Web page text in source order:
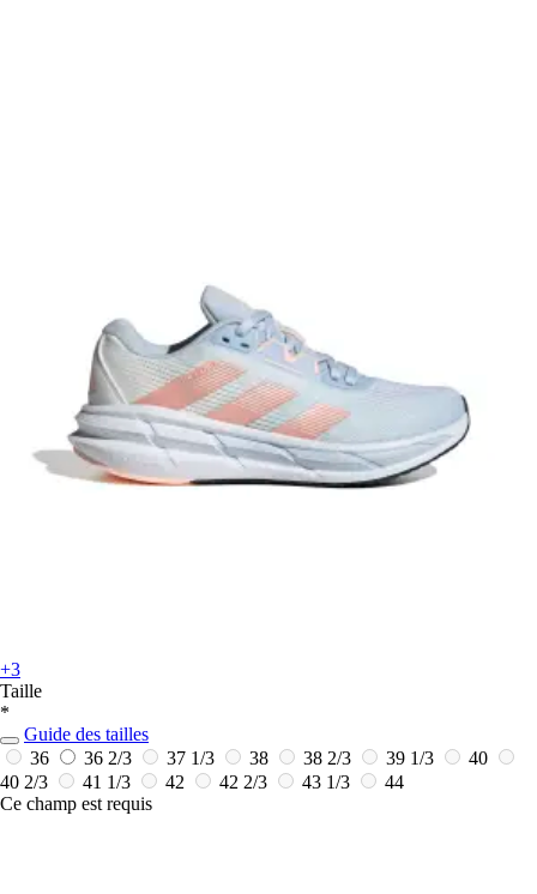
+3
Taille
*
Guide des tailles
36
36 2/3 37 1/3 38 38 2/3 39 1/3
40
40 2/3
41 1/3 42 42 2/3 43 1/3
44
Ce champ est requis